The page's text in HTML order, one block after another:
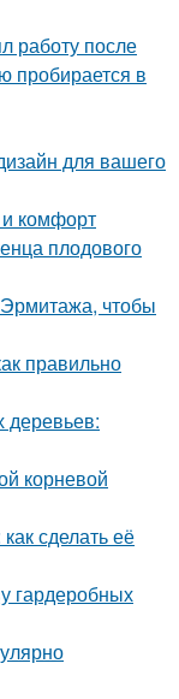
работу после
пробирается в
для вашего
комфорт
плодового
чтобы
правильно
деревьев:
корневой
сделать её
гардеробных